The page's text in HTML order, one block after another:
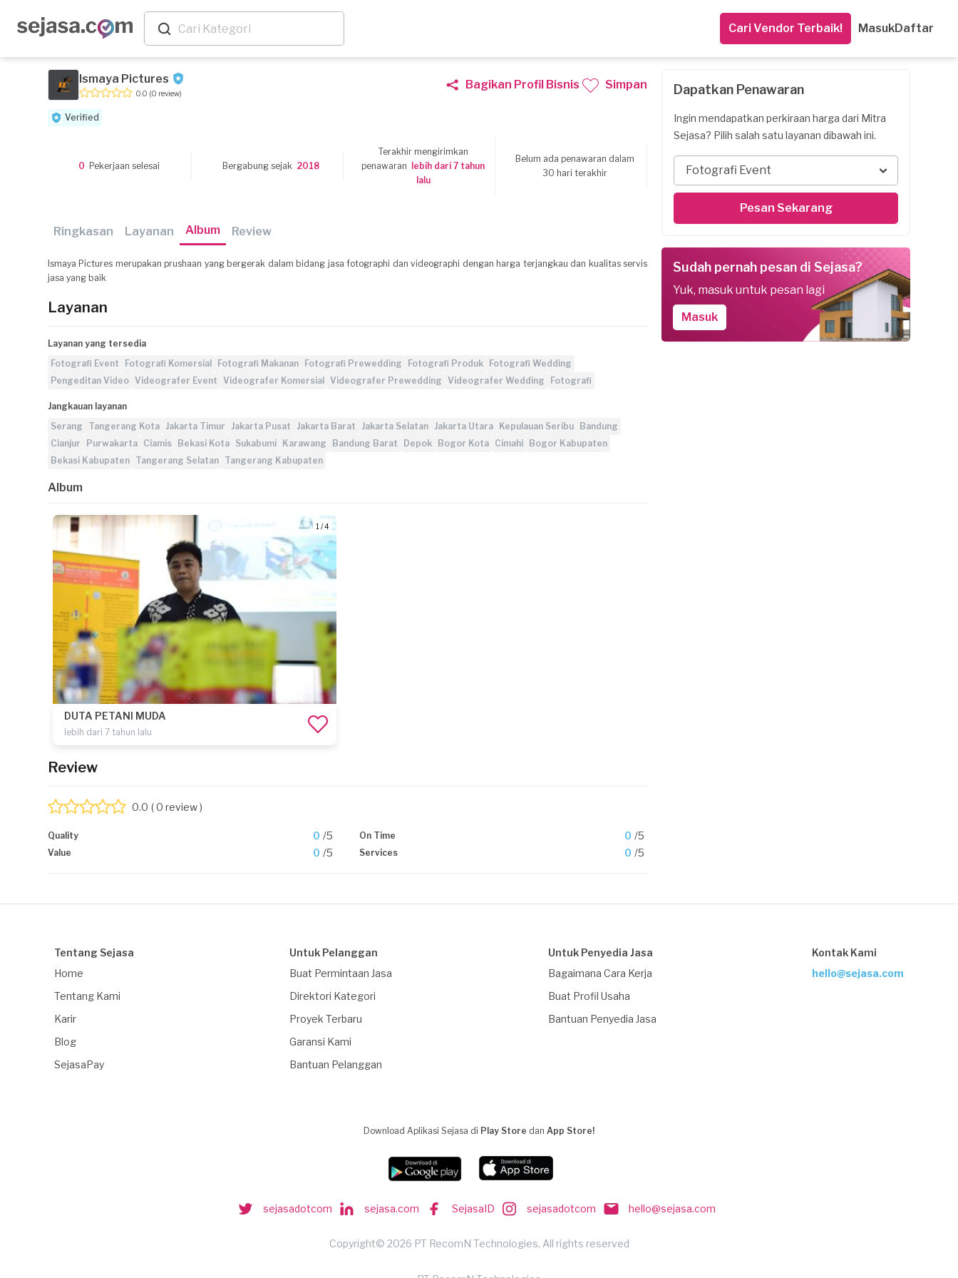
Cari Vendor Terbaik! MasukDaftar
Ismaya Pictures
0.0 (0 review)
Bagikan Profil Bisnis Simpan
Verified
0 Pekerjaan selesai Bergabung sejak 2018
Terakhir mengirimkan
penawaran
lebih dari 7 tahun
lalu
Belum ada penawaran dalam
30 hari terakhir
Ringkasan Layanan Album Review
Ismaya Pictures merupakan prushaan yang bergerak dalam bidang jasa fotographi dan videographi dengan harga terjangkau dan kualitas servis
jasa yang baik
Layanan
Layanan yang tersedia
Fotografi Event
Fotografi Komersial Fotografi Makanan Fotografi Prewedding Fotografi Produk
Fotografi Wedding
Pengeditan Video Videografer Event Videografer Komersial Videografer Prewedding Videografer Wedding Fotografi
Jangkauan layanan
Serang
Tangerang Kota Jakarta Timur Jakarta Pusat Jakarta Barat Jakarta Selatan Jakarta Utara Kepulauan Seribu
Bandung
Cianjur
Purwakarta Ciamis Bekasi Kota Sukabumi Karawang Bandung Barat Depok Bogor Kota Cimahi
Bogor Kabupaten
Bekasi Kabupaten Tangerang Selatan Tangerang Kabupaten
Album
1 / 4
DUTA PETANI MUDA
lebih dari 7 tahun lalu
Review
0.0 ( 0 review )
Quality 0 /5 On Time 0 /5
Value 0 /5 Services 0 /5
Dapatkan Penawaran
Ingin mendapatkan perkiraan harga dari Mitra
Sejasa? Pilih salah satu layanan dibawah ini.
Fotografi Event
Pesan Sekarang
Sudah pernah pesan di Sejasa?
Yuk, masuk untuk pesan lagi
Masuk
Tentang Sejasa
Home
Tentang Kami
Karir
Blog
SejasaPay
Untuk Pelanggan
Buat Permintaan Jasa
Direktori Kategori
Proyek Terbaru
Garansi Kami
Bantuan Pelanggan
Untuk Penyedia Jasa
Bagaimana Cara Kerja
Buat Profil Usaha
Bantuan Penyedia Jasa
Kontak Kami
hello@sejasa.com
Download Aplikasi Sejasa di Play Store dan App Store!
sejasadotcom sejasa.com SejasaID sejasadotcom hello@sejasa.com
Copyright© 2026 PT RecomN Technologies, All rights reserved